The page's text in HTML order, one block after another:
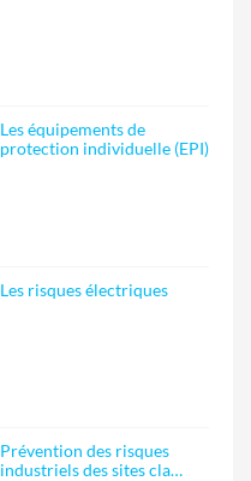
Les équipements de
protection individuelle (EPI)
Les risques électriques
Prévention des risques
industriels des sites cla…